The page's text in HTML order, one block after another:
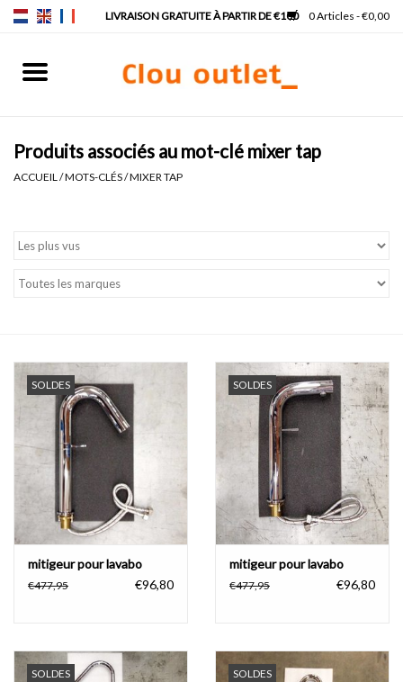
0 Articles - €0,00
Robinets & siphons
Meubles
Lampes pour miroir
Accessoires de salle de bain
Baignoires
Toilettes
Produits associés au mot-clé mixer tap
ACCUEIL /MOTS-CLÉS/MIXER TAP
SOLDES
mitigeur pour lavabo
€477,95 €96,80
SOLDES
mitigeur pour lavabo
€477,95 €96,80
SOLDES SOLDES